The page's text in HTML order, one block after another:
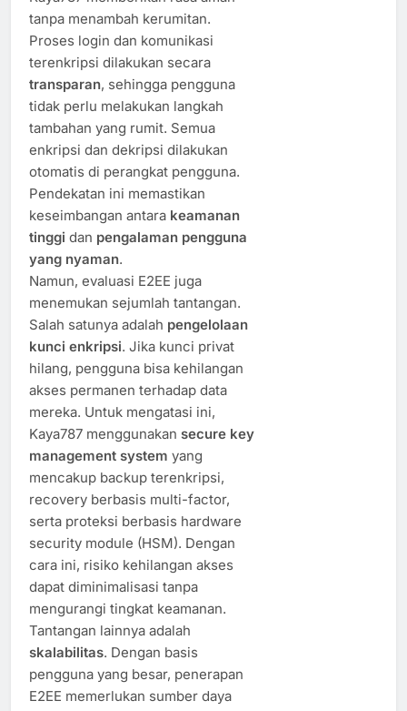
tanpa menambah kerumitan.
Proses login dan komunikasi
terenkripsi dilakukan secara
transparan, sehingga pengguna
tidak perlu melakukan langkah
tambahan yang rumit. Semua
enkripsi dan dekripsi dilakukan
otomatis di perangkat pengguna.
Pendekatan ini memastikan
keseimbangan antara keamanan
tinggi dan pengalaman pengguna
yang nyaman.
Namun, evaluasi E2EE juga
menemukan sejumlah tantangan.
Salah satunya adalah pengelolaan
kunci enkripsi. Jika kunci privat
hilang, pengguna bisa kehilangan
akses permanen terhadap data
mereka. Untuk mengatasi ini,
Kaya787 menggunakan secure key
management system yang
mencakup backup terenkripsi,
recovery berbasis multi-factor,
serta proteksi berbasis hardware
security module (HSM). Dengan
cara ini, risiko kehilangan akses
dapat diminimalisasi tanpa
mengurangi tingkat keamanan.
Tantangan lainnya adalah
skalabilitas. Dengan basis
pengguna yang besar, penerapan
E2EE memerlukan sumber daya